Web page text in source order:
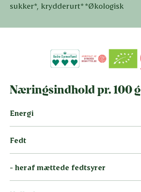
Næringsindhold pr. 100 g
Energi
Fedt
- heraf mættede fedtsyrer
sukker*, krydderurt* *Økologisk